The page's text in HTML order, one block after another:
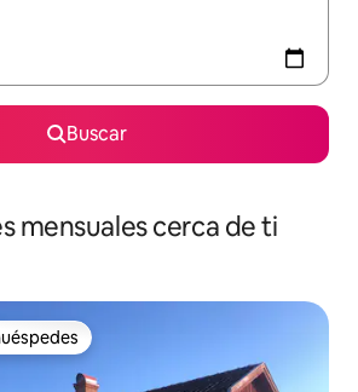
Buscar
mensuales cerca de ti
preferido